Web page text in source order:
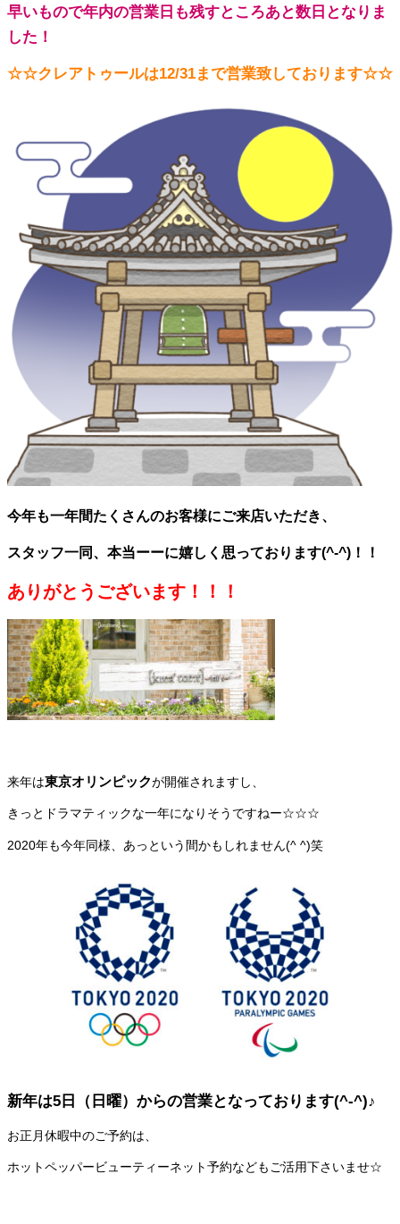
早いもので年内の営業日も残すところあと数日となりま
した！
☆☆クレアトゥールは12/31まで営業致しております☆☆
今年も一年間たくさんのお客様にご来店いただき、
スタッフ一同、本当ーーに嬉しく思っております(^-^)！！
ありがとうございます！！！
来年は東京オリンピックが開催されますし、
きっとドラマティックな一年になりそうですねー☆☆☆
2020年も今年同様、あっという間かもしれません(^ ^)笑
新年は5日（日曜）からの営業となっております(^-^)♪
お正月休暇中のご予約は、
ホットペッパービューティーネット予約などもご活用下さいませ☆